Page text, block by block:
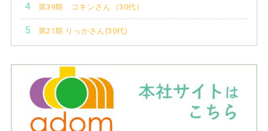
第39期 コキンさん（30代）
第21期 りっかさん(30代)